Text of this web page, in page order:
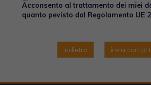
Acconsento al trattamento dei miei
quanto pevisto dal Regolamento UE
indietro invia